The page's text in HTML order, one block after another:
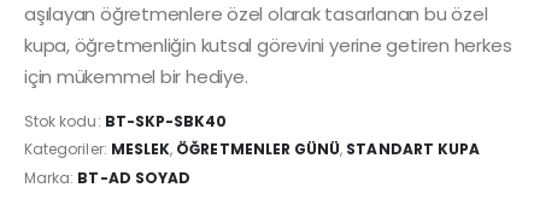
aşılayan öğretmenlere özel olarak tasarlanan bu özel
kupa, öğretmenliğin kutsal görevini yerine getiren herkes
için mükemmel bir hediye.
Stok kodu: BT-SKP-SBK40
Kategoriler: MESLEK, ÖĞRETMENLER GÜNÜ, STANDART KUPA
Marka: BT-AD SOYAD